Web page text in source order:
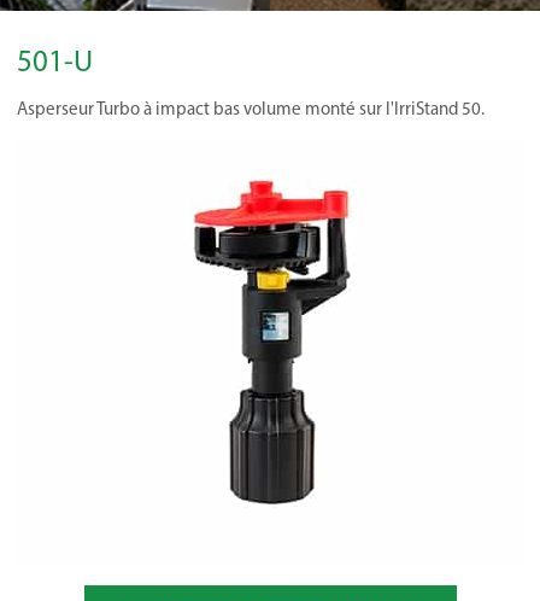
501-U
Asperseur Turbo à impact bas volume monté sur l'IrriStand 50.